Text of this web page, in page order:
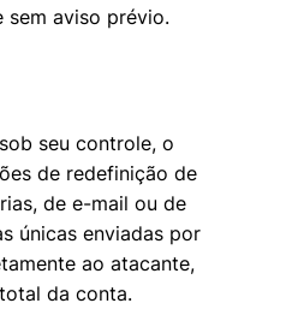
sem aviso prévio.
seu controle, o
de redefinição de
de e-mail ou de
únicas enviadas por
ao atacante,
da conta.